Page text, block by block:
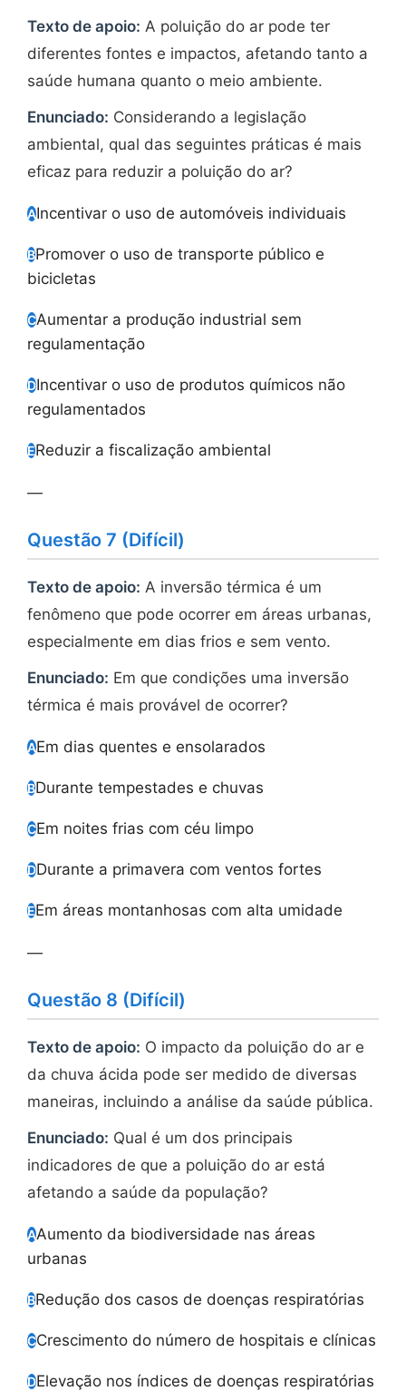
Texto de apoio: A poluição do ar pode ter
diferentes fontes e impactos, afetando tanto a
saúde humana quanto o meio ambiente.
Enunciado: Considerando a legislação
ambiental, qual das seguintes práticas é mais
eficaz para reduzir a poluição do ar?
AIncentivar o uso de automóveis individuais
BPromover o uso de transporte público e
bicicletas
CAumentar a produção industrial sem
regulamentação
DIncentivar o uso de produtos químicos não
regulamentados
EReduzir a fiscalização ambiental
—
Questão 7 (Difícil)
Texto de apoio: A inversão térmica é um
fenômeno que pode ocorrer em áreas urbanas,
especialmente em dias frios e sem vento.
Enunciado: Em que condições uma inversão
térmica é mais provável de ocorrer?
AEm dias quentes e ensolarados
BDurante tempestades e chuvas
CEm noites frias com céu limpo
DDurante a primavera com ventos fortes
EEm áreas montanhosas com alta umidade
—
Questão 8 (Difícil)
Texto de apoio: O impacto da poluição do ar e
da chuva ácida pode ser medido de diversas
maneiras, incluindo a análise da saúde pública.
Enunciado: Qual é um dos principais
indicadores de que a poluição do ar está
afetando a saúde da população?
AAumento da biodiversidade nas áreas
urbanas
BRedução dos casos de doenças respiratórias
CCrescimento do número de hospitais e clínicas
DElevação nos índices de doenças respiratórias